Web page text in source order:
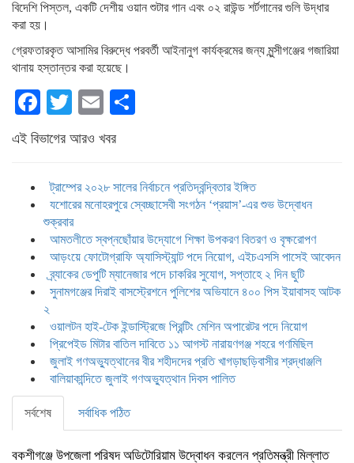
বিদেশি পিস্তল, একটি দেশীয় ওয়ান শুটার গান এবং ০২ রাউন্ড শর্টগানের গুলি উদ্ধার
করা হয়।
গ্রেফতারকৃত আসামির বিরুদ্ধে পরবর্তী আইনানুগ কার্যক্রমের জন্য মুন্সীগঞ্জের গজারিয়া
থানায় হস্তান্তর করা হয়েছে।
Facebook
TwitterEmail
এই বিভাগের আরও খবর
ট্রাম্পের ২০২৮ সালের নির্বাচনে প্রতিদ্বন্দ্বিতার ইঙ্গিত
যশোরের মনোহরপুরে স্বেচ্ছাসেবী সংগঠন ‘প্রয়াস’-এর শুভ উদ্বোধন
শুক্রবার
আমতলীতে স্বপ্নছোঁয়ার উদ্যোগে শিক্ষা উপকরণ বিতরণ ও বৃক্ষরোপণ
আড়ংয়ে ফোটোগ্রাফি অ্যাসিস্ট্যান্ট পদে নিয়োগ, এইচএসসি পাসেই আবেদন
ব্র্যাকের ডেপুটি ম্যানেজার পদে চাকরির সুযোগ, সপ্তাহে ২ দিন ছুটি
সুনামগঞ্জের দিরাই বাসস্ট্রেশনে পুলিশের অভিযানে ৪০০ পিস ইয়াবাসহ আটক
২
ওয়ালটন হাই-টেক ইন্ডাস্ট্রিজে প্রিন্টিং মেশিন অপারেটর পদে নিয়োগ
প্রিপেইড মিটার বাতিল দাবিতে ১১ আগস্ট নারায়ণগঞ্জ শহরে গণমিছিল
জুলাই গণঅভ্যুত্থানের বীর শহীদদের প্রতি খাগড়াছড়িবাসীর শ্রদ্ধাঞ্জলি
বালিয়াকান্দিতে জুলাই গণঅভ্যুত্থান দিবস পালিত
সর্বশেষ সর্বাধিক পঠিত
বকশীগঞ্জে উপজেলা পরিষদ অডিটোরিয়াম উদ্বোধন করলেন প্রতিমন্ত্রী মিল্লাত